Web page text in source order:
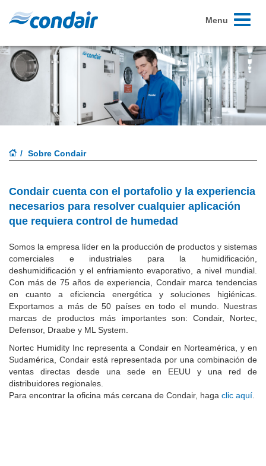
Toggle
Menu
Sobre Condair
Condair cuenta con el portafolio y la experiencia
necesarios para resolver cualquier aplicación
que requiera control de humedad
Somos la empresa líder en la producción de productos y sistemas
comerciales e industriales para la humidificación,
deshumidificación y el enfriamiento evaporativo, a nivel mundial.
Con más de 75 años de experiencia, Condair marca tendencias
en cuanto a eficiencia energética y soluciones higiénicas.
Exportamos a más de 50 países en todo el mundo. Nuestras
marcas de productos más importantes son: Condair, Nortec,
Defensor, Draabe y ML System.
Nortec Humidity Inc representa a Condair en Norteamérica, y en
Sudamérica, Condair está representada por una combinación de
ventas directas desde una sede en EEUU y una red de
distribuidores regionales.
Para encontrar la oficina más cercana de Condair, haga clic aquí.